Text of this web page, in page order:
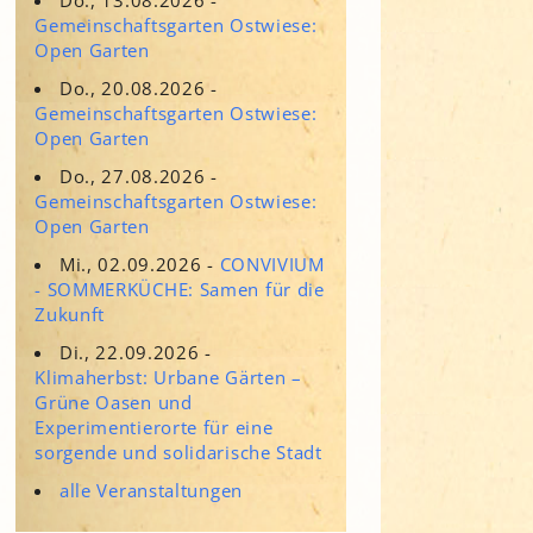
Grün in Sicht
Garten der Sinne
Interkultureller Garten
Blumenau
Kultgarten der WerkBox3
Piazza Zenetti
Südgarten
Tauschgarten Schwabing-
Milbertshofen
Waldschmausgarten
Adressen für Gartenbedarf
Erde & Kompost
Gemeinschaftsgarten Ostwiese:
Open Garten
Do., 20.08.2026 -
Gemeinschaftsgarten Ostwiese:
Open Garten
Do., 27.08.2026 -
Gemeinschaftsgarten Ostwiese:
Open Garten
Mi., 02.09.2026 - CONVIVIUM
- SOMMERKÜCHE: Samen für die
Zukunft
Di., 22.09.2026 -
Klimaherbst: Urbane Gärten –
Grüne Oasen und
Experimentierorte für eine
sorgende und solidarische Stadt
alle Veranstaltungen